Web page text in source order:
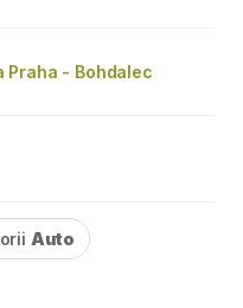
Praha - Bohdalec
Auto